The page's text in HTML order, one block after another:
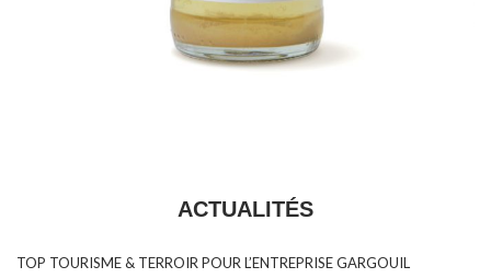
ACTUALITÉS
TOP TOURISME & TERROIR POUR L’ENTREPRISE GARGOUIL